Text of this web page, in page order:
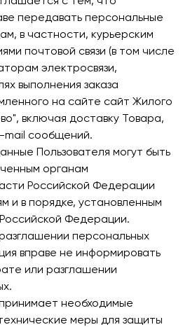
передавать персональные
в частности, курьерским
почтовой связи (в том числе
электросвязи,
выполнения заказа
на сайте сайт Жилого
включая доставку Товара,
mail сообщений.
Пользователя могут быть
органам
Российской Федерации
и в порядке, установленным
Федерации.
персональных
вправе не информировать
или разглашении
необходимые
меры для защиты